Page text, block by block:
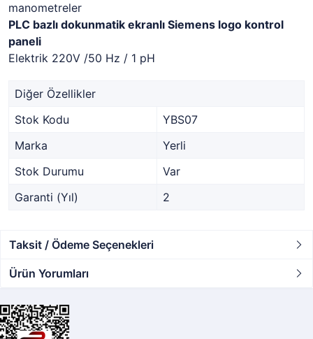
manometreler
PLC bazlı dokunmatik ekranlı Siemens logo kontrol
paneli
Elektrik 220V /50 Hz / 1 pH
Diğer Özellikler
Stok Kodu
YBS07
Marka
Yerli
Stok Durumu
Var
Garanti (Yıl)
2
Taksit / Ödeme Seçenekleri
Ürün Yorumları